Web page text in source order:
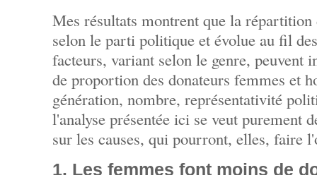
Mes résultats montrent que la répartition
selon le parti politique et évolue au fil
facteurs, variant selon le genre, peuvent
de proportion des donateurs femmes et
génération, nombre, représentativité
l'analyse présentée ici se veut purement
sur les causes, qui pourront, elles, faire
1. Les femmes font moins de